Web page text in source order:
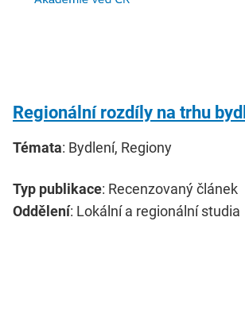
Regionální rozdíly na trhu
Témata: Bydlení, Regiony
Typ publikace: Recenzovaný článek
Oddělení: Lokální a regionální studia